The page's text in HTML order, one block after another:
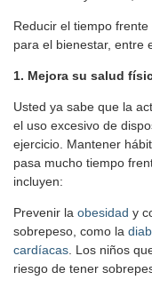
Reducir el tiempo
para el bienestar, entre
1. Mejora su salud
Usted ya sabe que la
el uso excesivo de
ejercicio. Mantener
pasa mucho tiempo
incluyen:
Prevenir la obesidad y
sobrepeso, como la
cardíacas . Los niños
riesgo de tener